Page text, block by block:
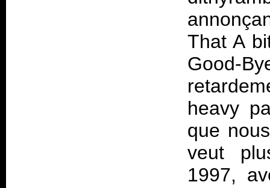
That A
Good-
heavy
que
veut
1997,